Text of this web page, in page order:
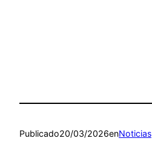
Publicado20/03/2026enNoticias